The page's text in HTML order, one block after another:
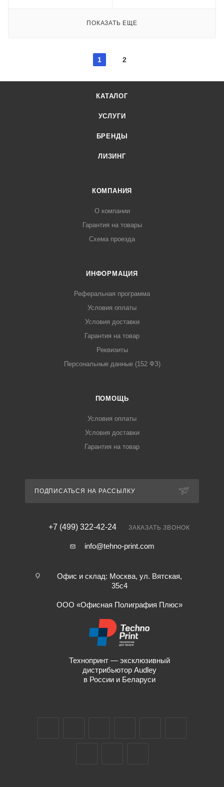
ПОКАЗАТЬ ЕЩЕ
1 2
КАТАЛОГ
УСЛУГИ
БРЕНДЫ
ЛИЗИНГ
КОМПАНИЯ
О компании
Гарантия на товары
Схема проезда
ИНФОРМАЦИЯ
Реферальная программа
Условия оплаты
Условия доставки
Гарантия на товар
Реквизиты
Персональные данные (152 ФЗ)
ПОМОЩЬ
Условия оплаты
Условия доставки
Гарантия на товар
ПОДПИСАТЬСЯ НА РАССЫЛКУ
+7 (499) 322-42-24 ЗАКАЗАТЬ ЗВОНОК
info@tehno-print.com
Офис и склад: Москва, ул. Вятская,
35с4
ООО «Офисная Полиграфия Плюс»
Технопринт — эксклюзивный
дистрибьютор Audley
в России и Беларуси